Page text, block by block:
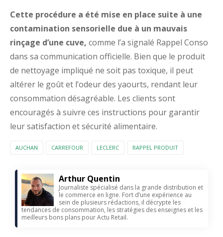
Cette procédure a été mise en place suite à une
contamination sensorielle due à un mauvais
rinçage d’une cuve, comme l’a signalé Rappel Conso
dans sa communication officielle. Bien que le produit
de nettoyage impliqué ne soit pas toxique, il peut
altérer le goût et l’odeur des yaourts, rendant leur
consommation désagréable. Les clients sont
encouragés à suivre ces instructions pour garantir
leur satisfaction et sécurité alimentaire.
AUCHAN CARREFOUR LECLERC RAPPEL PRODUIT
Arthur Quentin
Journaliste spécialisé dans la grande distribution et
le commerce en ligne. Fort d’une expérience au
sein de plusieurs rédactions, il décrypte les
tendances de consommation, les stratégies des enseignes et les
meilleurs bons plans pour Actu Retail.